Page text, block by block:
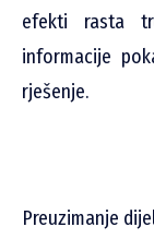
efekti rasta
informacije
rješenje.
Preuzimanje